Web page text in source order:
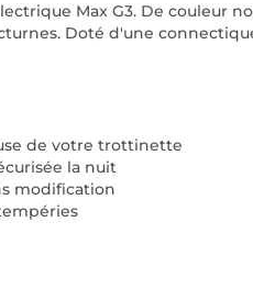
Max G3. De couleur
Doté d'une
de votre trottinette
la nuit
modification